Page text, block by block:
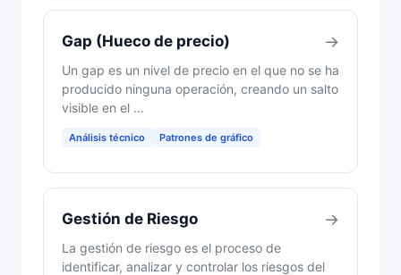
Gap (Hueco de precio)
Un gap es un nivel de precio en el que no se ha
producido ninguna operación, creando un salto
visible en el …
Análisis técnico Patrones de gráfico
→
Gestión de Riesgo
La gestión de riesgo es el proceso de
identificar, analizar y controlar los riesgos del
→